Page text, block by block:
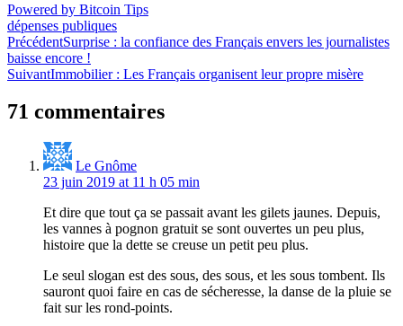
Powered by Bitcoin Tips
dépenses publiques
Navigation
de
PrécédentSurprise : la confiance des Français envers les journalistes
baisse encore !
SuivantImmobilier : Les Français organisent leur propre misère
71 commentaires
Le Gnôme
23 juin 2019 at 11 h 05 min
Et dire que tout ça se passait avant les gilets jaunes. Depuis,
les vannes à pognon gratuit se sont ouvertes un peu plus,
histoire que la dette se creuse un petit peu plus.
Le seul slogan est des sous, des sous, et les sous tombent. Ils
sauront quoi faire en cas de sécheresse, la danse de la pluie se
fait sur les rond-points.